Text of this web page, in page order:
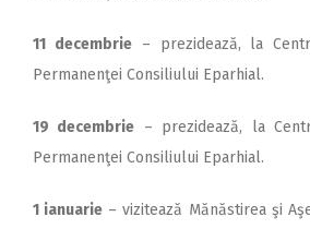
11 decembrie– prezidează, la
Permanenţei Consiliului Eparhial.
19 decembrie – prezidează, la
Permanenţei Consiliului Eparhial.
1 ianuarie – vizitează Mănăstirea şi